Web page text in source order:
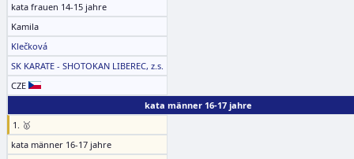
kata frauen 14-15 jahre
Kamila
Klečková
SK KARATE - SHOTOKAN LIBEREC, z.s.
CZE
kata männer 16-17 jahre
1. 🥇
kata männer 16-17 jahre